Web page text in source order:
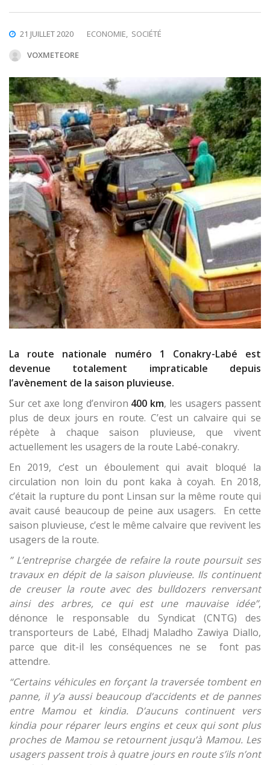
21 JUILLET 2020 ECONOMIE, SOCIÉTÉ
VOXMETEORE
La route nationale numéro 1 Conakry-Labé est
devenue totalement impraticable depuis
l’avènement de la saison pluvieuse.
Sur cet axe long d’environ 400 km, les usagers passent
plus de deux jours en route. C’est un calvaire qui se
répète à chaque saison pluvieuse, que vivent
actuellement les usagers de la route Labé-conakry.
En 2019, c’est un éboulement qui avait bloqué la
circulation non loin du pont kaka à coyah. En 2018,
c’était la rupture du pont Linsan sur la même route qui
avait causé beaucoup de peine aux usagers. En cette
saison pluvieuse, c’est le même calvaire que revivent les
usagers de la route.
” L’entreprise chargée de refaire la route poursuit ses
travaux en dépit de la saison pluvieuse. Ils continuent
de creuser la route avec des bulldozers renversant
ainsi des arbres, ce qui est une mauvaise idée”,
dénonce le responsable du Syndicat (CNTG) des
transporteurs de Labé, Elhadj Maladho Zawiya Diallo,
parce que dit-il les conséquences ne se font pas
attendre.
“Certains véhicules en forçant la traversée tombent en
panne, il y’a aussi beaucoup d’accidents et de pannes
entre Mamou et kindia. D’aucuns continuent vers
kindia pour réparer leurs engins et ceux qui sont plus
proches de Mamou se retournent jusqu’à Mamou. Les
usagers passent trois à quatre jours en route s’ils n’ont